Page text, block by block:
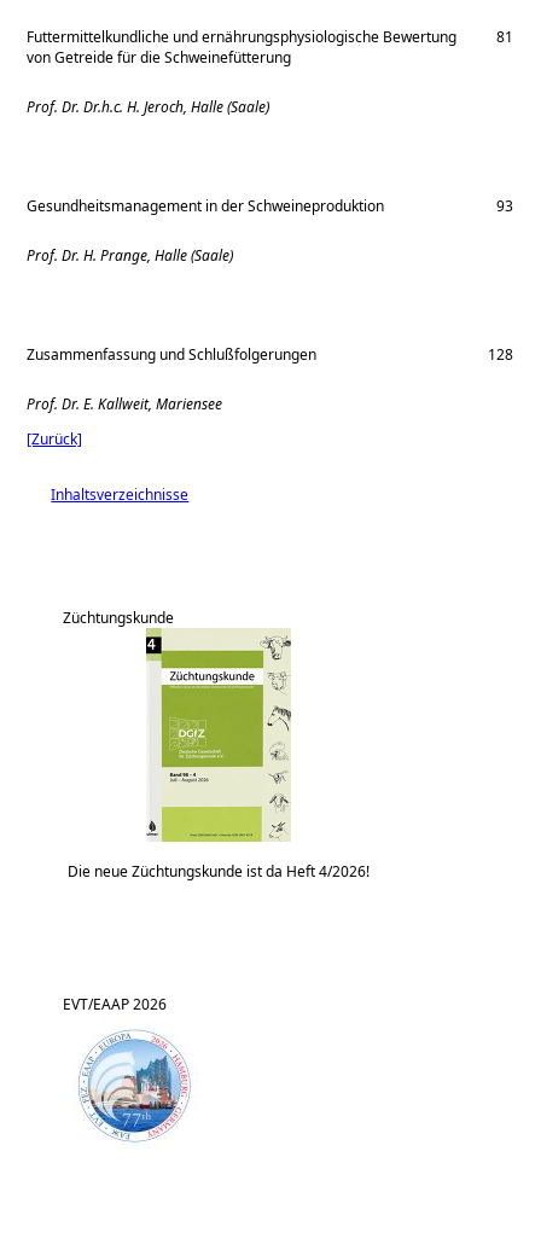
Futtermittelkundliche und ernährungsphysiologische Bewertung
von Getreide für die Schweinefütterung
81
Prof. Dr. Dr.h.c. H. Jeroch, Halle (Saale)
Gesundheitsmanagement in der Schweineproduktion 93
Prof. Dr. H. Prange, Halle (Saale)
Zusammenfassung und Schlußfolgerungen 128
Prof. Dr. E. Kallweit, Mariensee
[Zurück]
Inhaltsverzeichnisse
Züchtungskunde
Die neue Züchtungskunde ist da Heft 4/2026!
EVT/EAAP 2026